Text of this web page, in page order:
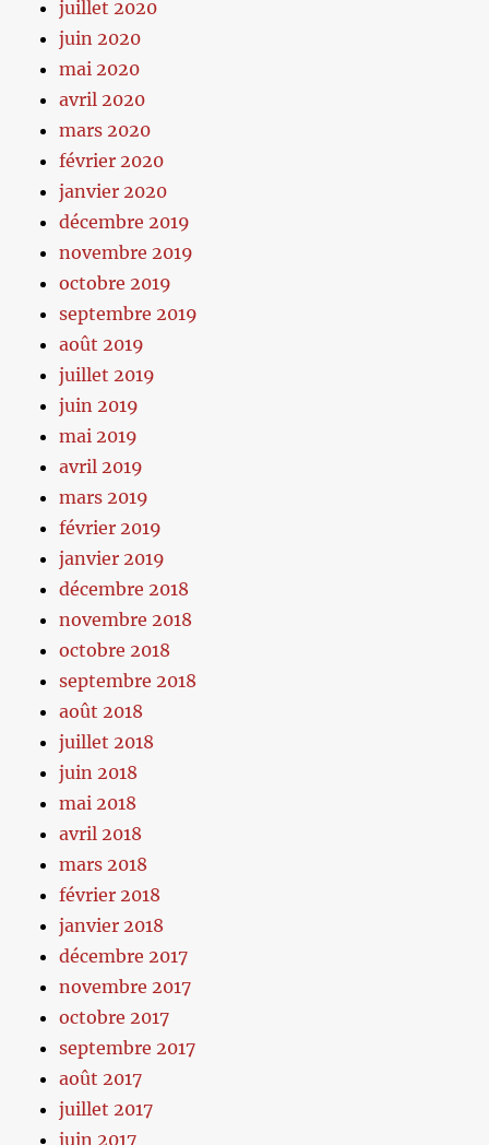
juillet 2020
juin 2020
mai 2020
avril 2020
mars 2020
février 2020
janvier 2020
décembre 2019
novembre 2019
octobre 2019
septembre 2019
août 2019
juillet 2019
juin 2019
mai 2019
avril 2019
mars 2019
février 2019
janvier 2019
décembre 2018
novembre 2018
octobre 2018
septembre 2018
août 2018
juillet 2018
juin 2018
mai 2018
avril 2018
mars 2018
février 2018
janvier 2018
décembre 2017
novembre 2017
octobre 2017
septembre 2017
août 2017
juillet 2017
juin 2017